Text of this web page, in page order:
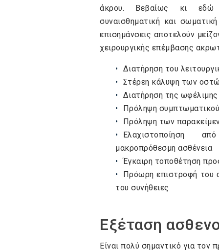
άκρου. Βεβαίως κι εδώ
συναισθηματική και
επισημάνσεις αποτελούν
χειρουργικής επέμβασης
Διατήρηση του
Στέρεη κάλυψη των
Διατήρηση της
Πρόληψη
Πρόληψη των
Ελαχιστοποίηση
μακροπρόθεσμη ασθένεια
Έγκαιρη τοποθέτηση
Πρόωρη επιστροφή του
του συνήθειες
Εξέταση
Είναι πολύ σημαντικό για τον